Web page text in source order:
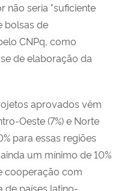
não seria "suficiente
bolsas de
CNPq, como
de elaboração da
aprovados vêm
Oeste (7%) e Norte
para essas regiões
um mínimo de 10%
cooperação com
países latino-